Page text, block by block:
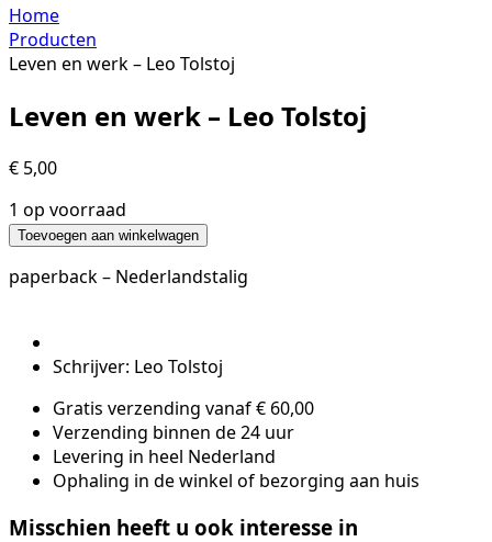
Home
Producten
Leven en werk – Leo Tolstoj
Leven en werk – Leo Tolstoj
€ 5,00
1 op voorraad
Leven
werk
Tolstoj
hoeveelheid
Toevoegen aan winkelwagen
paperback – Nederlandstalig
Schrijver: Leo Tolstoj
Gratis verzending vanaf € 60,00
Verzending binnen de 24 uur
Levering in heel Nederland
Ophaling in de winkel of bezorging aan huis
Misschien heeft u ook interesse in